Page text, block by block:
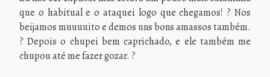
que o habitual e o ataquei logo que chegamos! ? Nos
beijamos muuuuito e demos uns bons amassos também.
? Depois o chupei bem caprichado, e ele também me
chupou até me fazer gozar. ?